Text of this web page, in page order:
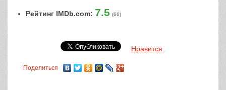
Рейтинг IMDb.com: 7.5 (66)
Нравится
Поделиться